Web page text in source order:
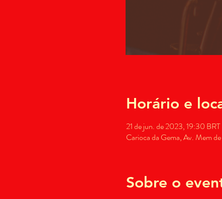
Horário e
21 de jun. de 2023, 19:30 BRT
Carioca da Gema, Av. Mem
Sobre o